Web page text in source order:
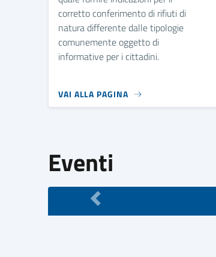
corretto conferimento di rifiuti di
natura differente dalle tipologie
comunemente oggetto di
informative per i cittadini.
VAI ALLA PAGINA
Eventi